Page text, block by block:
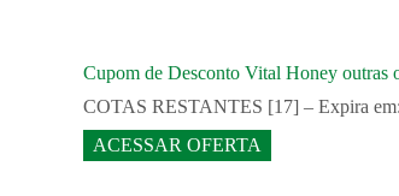
Cupom de Desconto Vital Honey outras
COTAS RESTANTES [17] – Expira
ACESSAR OFERTA